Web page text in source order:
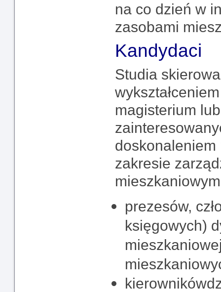
na co dzień w
zasobami
Kandydaci
Studia
magisterium
doskonaleniem
zakresie
prezesów,
księgowych)
kierowników